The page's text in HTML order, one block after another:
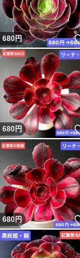
680円
680円
680円